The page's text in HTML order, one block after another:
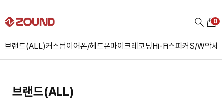
브랜드(ALL)커스텀이어폰/헤드폰마이크레코딩Hi-Fi스피커S/W악세
0
브랜드(ALL)